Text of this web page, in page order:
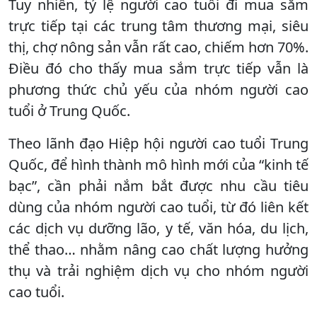
Tuy nhiên, tỷ lệ người cao tuổi đi mua sắm
trực tiếp tại các trung tâm thương mại, siêu
thị, chợ nông sản vẫn rất cao, chiếm hơn 70%.
Điều đó cho thấy mua sắm trực tiếp vẫn là
phương thức chủ yếu của nhóm người cao
tuổi ở Trung Quốc.
Theo lãnh đạo Hiệp hội người cao tuổi Trung
Quốc, để hình thành mô hình mới của “kinh tế
bạc”, cần phải nắm bắt được nhu cầu tiêu
dùng của nhóm người cao tuổi, từ đó liên kết
các dịch vụ dưỡng lão, y tế, văn hóa, du lịch,
thể thao… nhằm nâng cao chất lượng hưởng
thụ và trải nghiệm dịch vụ cho nhóm người
cao tuổi.